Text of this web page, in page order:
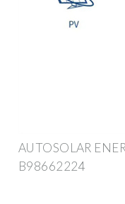
AUTOSOLAR
B98662224